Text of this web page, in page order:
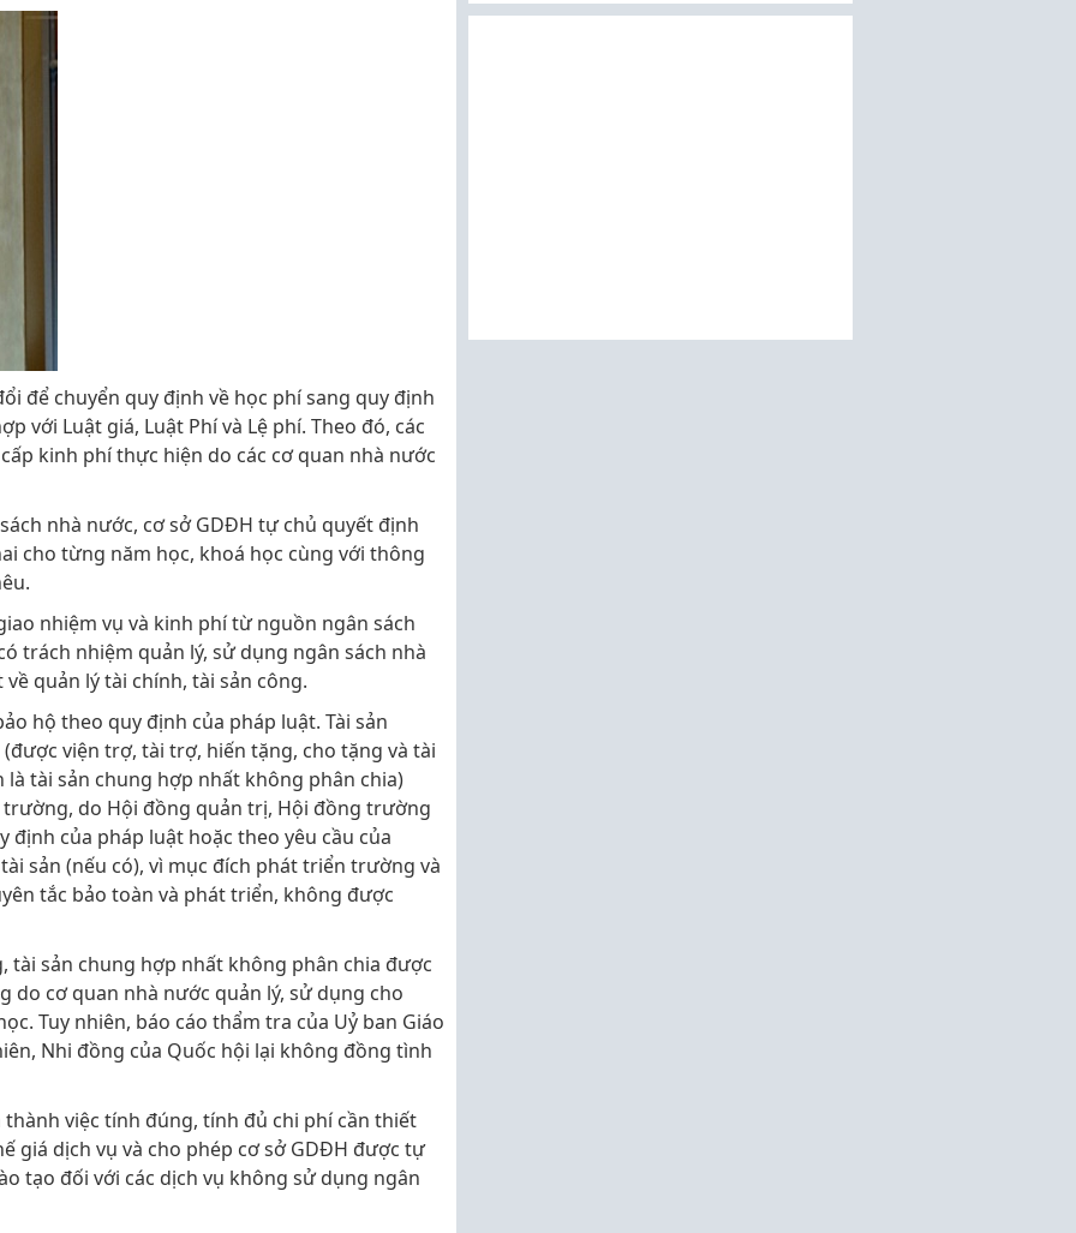
để chuyển quy định về học phí sang quy định
với Luật giá, Luật Phí và Lệ phí. Theo đó, các
kinh phí thực hiện do các cơ quan nhà nước
nhà nước, cơ sở GDĐH tự chủ quyết định
cho từng năm học, khoá học cùng với thông
nhiệm vụ và kinh phí từ nguồn ngân sách
trách nhiệm quản lý, sử dụng ngân sách nhà
quản lý tài chính, tài sản công.
hộ theo quy định của pháp luật. Tài sản
viện trợ, tài trợ, hiến tặng, cho tặng và tài
tài sản chung hợp nhất không phân chia)
do Hội đồng quản trị, Hội đồng trường
định của pháp luật hoặc theo yêu cầu của
sản (nếu có), vì mục đích phát triển trường và
tắc bảo toàn và phát triển, không được
sản chung hợp nhất không phân chia được
do cơ quan nhà nước quản lý, sử dụng cho
Tuy nhiên, báo cáo thẩm tra của Uỷ ban Giáo
Nhi đồng của Quốc hội lại không đồng tình
việc tính đúng, tính đủ chi phí cần thiết
giá dịch vụ và cho phép cơ sở GDĐH được tự
tạo đối với các dịch vụ không sử dụng ngân